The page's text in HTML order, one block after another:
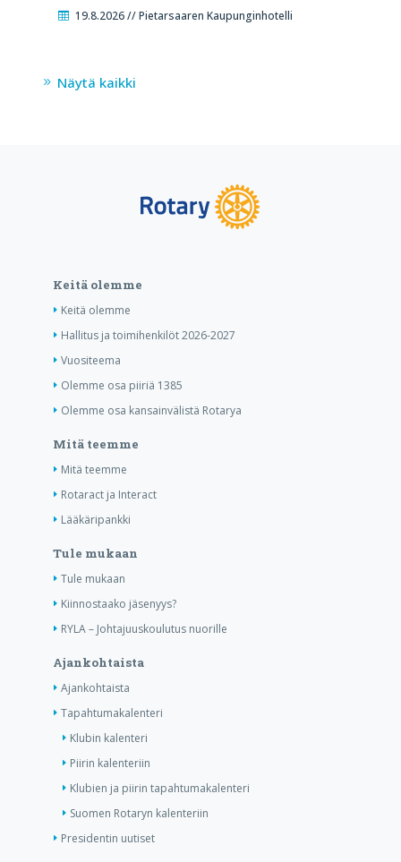
19.8.2026 // Pietarsaaren Kaupunginhotelli
Näytä kaikki
Keitä olemme
Keitä olemme
Hallitus ja toimihenkilöt 2026-2027
Vuositeema
Olemme osa piiriä 1385
Olemme osa kansainvälistä Rotarya
Mitä teemme
Mitä teemme
Rotaract ja Interact
Lääkäripankki
Tule mukaan
Tule mukaan
Kiinnostaako jäsenyys?
RYLA – Johtajuuskoulutus nuorille
Ajankohtaista
Ajankohtaista
Tapahtumakalenteri
Klubin kalenteri
Piirin kalenteriin
Klubien ja piirin tapahtumakalenteri
Suomen Rotaryn kalenteriin
Presidentin uutiset